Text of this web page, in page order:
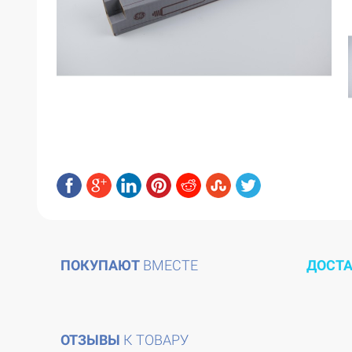
ПОКУПАЮТ ВМЕСТЕ
ОТЗЫВЫ К ТОВАРУ